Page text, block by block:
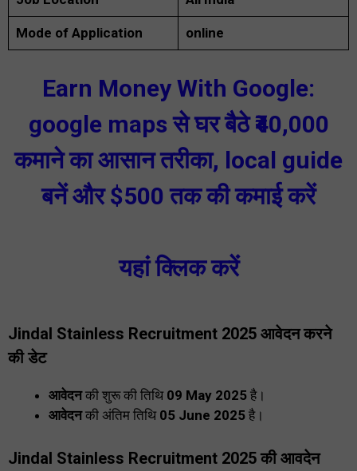
Mode of Application online
Earn Money With Google:
google maps से घर बैठे ₹40,000
कमाने का आसान तरीका, local guide
बनें और $500 तक की कमाई करें
यहां क्लिक करें
Jindal Stainless Recruitment 2025 आवेदन करने
की डेट
आवेदनकी शुरू की तिथि 09 May 2025 है।
आवेदनकी अंतिम तिथि 05 June 2025 है।
Jindal Stainless Recruitment 2025 की आवदेन